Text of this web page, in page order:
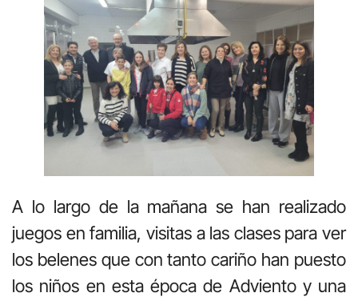
A lo largo de la mañana se han realizado
juegos en familia, visitas a las clases para ver
los belenes que con tanto cariño han puesto
los niños en esta época de Adviento y una